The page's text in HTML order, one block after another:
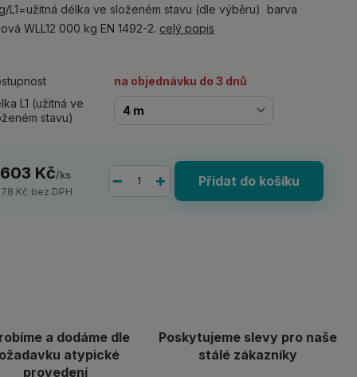
L1=užitná délka ve složeném stavu (dle výběru) barva
WLL12 000 kg EN 1492-2. celý popis
na objednávku do 3 dnů
L1 (užitná ve
stavu)
Kč/ks
Kč bez DPH
Přidat do košíku
a dodáme dle
atypické
provedení
Poskytujeme slevy pro naše
stálé zákazníky